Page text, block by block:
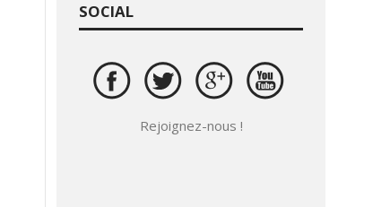
SOCIAL
Rejoignez-nous !